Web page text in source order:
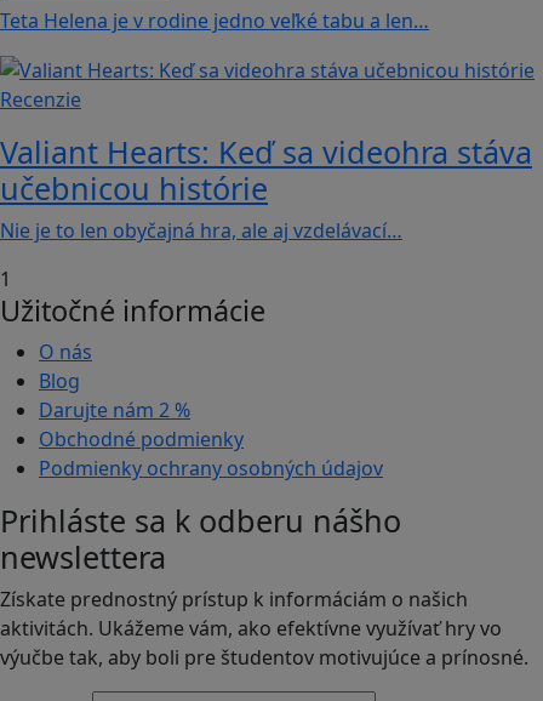
Teta Helena je v rodine jedno veľké tabu a len…
Recenzie
Valiant Hearts: Keď sa videohra stáva
učebnicou histórie
Nie je to len obyčajná hra, ale aj vzdelávací…
1
Užitočné informácie
O nás
Blog
Darujte nám 2 %
Obchodné podmienky
Podmienky ochrany osobných údajov
Prihláste sa k odberu nášho
newslettera
Získate prednostný prístup k informáciám o našich
aktivitách. Ukážeme vám, ako efektívne využívať hry vo
výučbe tak, aby boli pre študentov motivujúce a prínosné.